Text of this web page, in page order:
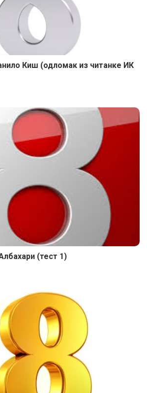
Киш (одломак из читанке ИК
(тест 1)